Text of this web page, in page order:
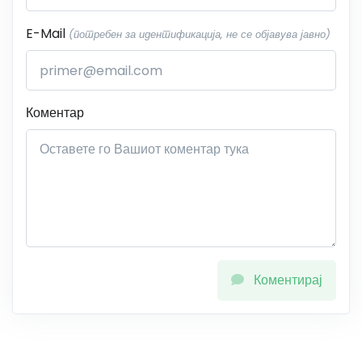
E-Mail (потребен за идентификација, не се објавува јавно)
Коментар
Коментирај